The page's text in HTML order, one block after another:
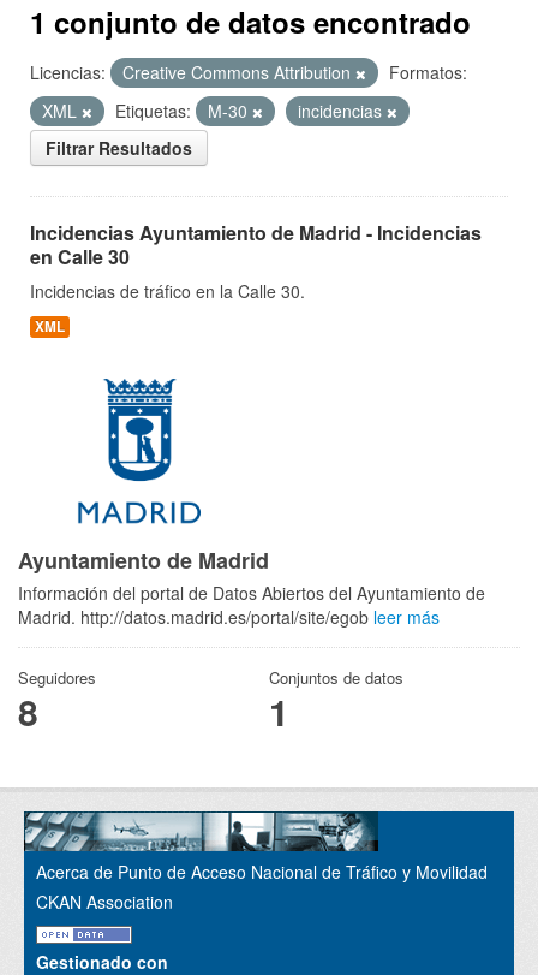
1 conjunto de datos encontrado
Licencias: Creative Commons Attribution
Formatos:
XML
Etiquetas: M-30
incidencias
Filtrar Resultados
Incidencias Ayuntamiento de Madrid - Incidencias
en Calle 30
Incidencias de tráfico en la Calle 30.
XML
Ayuntamiento de Madrid
Información del portal de Datos Abiertos del Ayuntamiento de
Madrid. http://datos.madrid.es/portal/site/egob leer más
Seguidores
8
Conjuntos de datos
1
Acerca de Punto de Acceso Nacional de Tráfico y Movilidad
CKAN Association
Gestionado con